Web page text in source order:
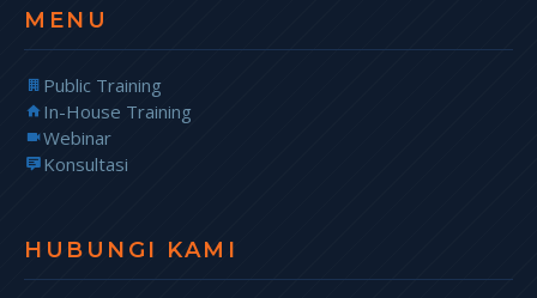
MENU
Public Training
In-House Training
Webinar
Konsultasi
HUBUNGI KAMI